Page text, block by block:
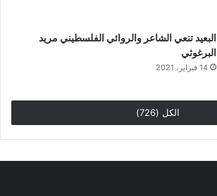
البعيد تنعي الشاعر والروائي الفلسطيني مريد
البرغوثي
14 فبراير، 2021
الكل (726)